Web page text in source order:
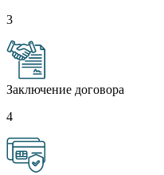
3
Заключение договора
4